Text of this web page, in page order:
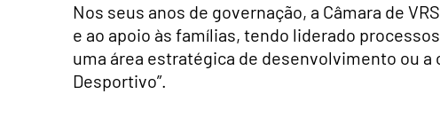
Nos seus anos de governação, a Câmara de
e ao apoio às famílias, tendo liderado
uma área estratégica de desenvolvimento ou a
Desportivo”.